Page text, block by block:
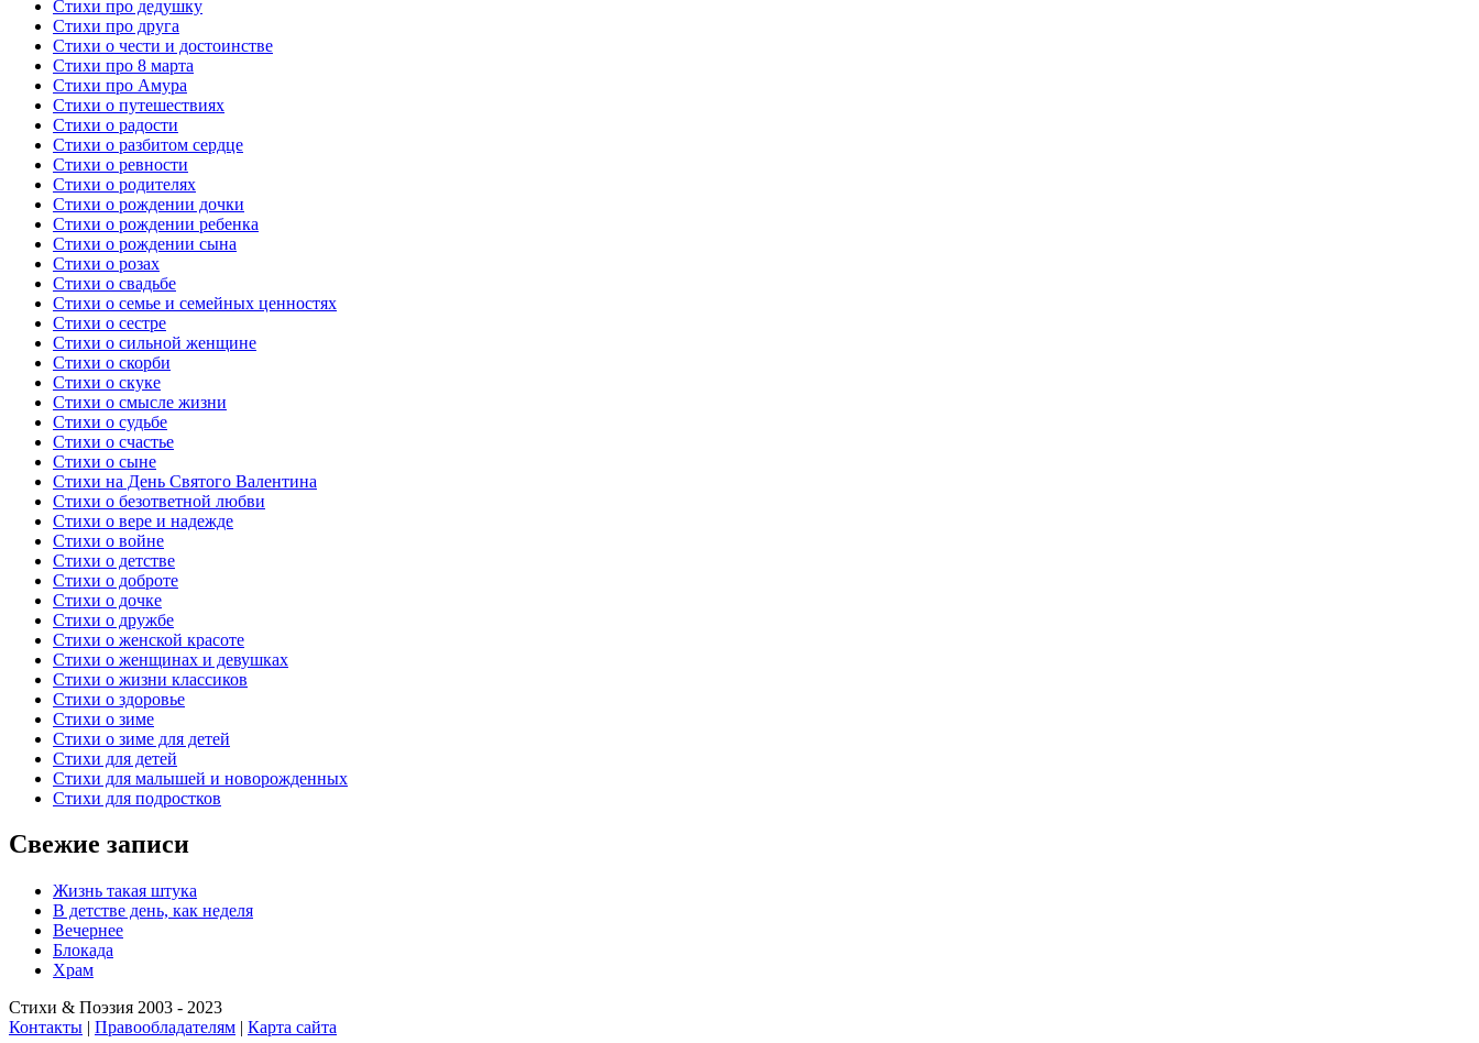
Стихи про дедушку
Стихи про друга
Стихи о чести и достоинстве
Стихи про 8 марта
Стихи про Амура
Стихи о путешествиях
Стихи о радости
Стихи о разбитом сердце
Стихи о ревности
Стихи о родителях
Стихи о рождении дочки
Стихи о рождении ребенка
Стихи о рождении сына
Стихи о розах
Стихи о свадьбе
Стихи о семье и семейных ценностях
Стихи о сестре
Стихи о сильной женщине
Стихи о скорби
Стихи о скуке
Стихи о смысле жизни
Стихи о судьбе
Стихи о счастье
Стихи о сыне
Стихи на День Святого Валентина
Стихи о безответной любви
Стихи о вере и надежде
Стихи о войне
Стихи о детстве
Стихи о доброте
Стихи о дочке
Стихи о дружбе
Стихи о женской красоте
Стихи о женщинах и девушках
Стихи о жизни классиков
Стихи о здоровье
Стихи о зиме
Стихи о зиме для детей
Стихи для детей
Стихи для малышей и новорожденных
Стихи для подростков
Свежие записи
Жизнь такая штука
В детстве день, как неделя
Вечернее
Блокада
Храм
Стихи & Поэзия 2003 - 2023
Контакты | Правообладателям | Карта сайта